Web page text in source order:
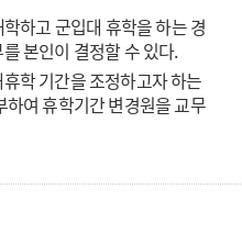
하고 군입대 휴학을 하는 경
본인이 결정할 수 있다.
학 기간을 조정하고자 하는
여 휴학기간 변경원을 교무